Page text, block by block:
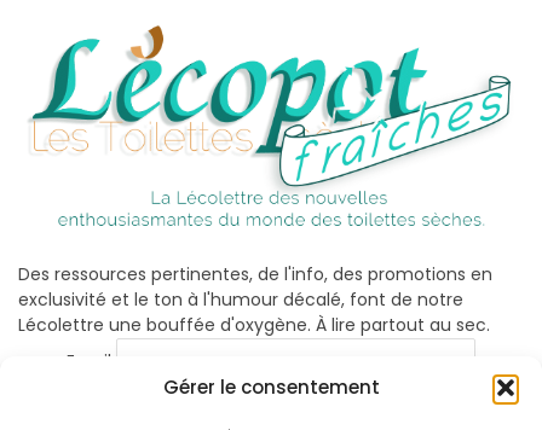
Gérer le consentement
Des ressources pertinentes, de l'info, des promotions en
exclusivité et le ton à l'humour décalé, font de notre
Lécolettre une bouffée d'oxygène. À lire partout au sec.
Email